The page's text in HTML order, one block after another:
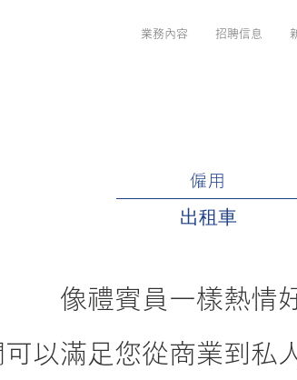
業務內容 招聘信息
​僱用
出租車
像禮賓員一樣熱情
以滿足您從商業到私